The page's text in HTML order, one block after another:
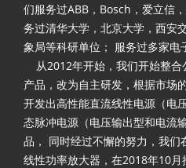
们服务过ABB，Bosch，爱立信
务过清华大学，北京大学，西安
象局等科研单位； 服务过多家电
从2012年开始，我们开始整合
产品，改为自主研发，根据市场
开发出高性能直流线性电源（电
态脉冲电源（电压输出型和电流
品， 同时经过不懈的努力，我
线性功率放大器，在2018年10